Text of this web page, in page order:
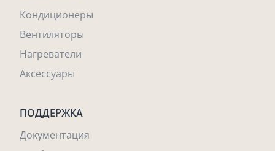
Кондиционеры
Вентиляторы
Нагреватели
Аксессуары
ПОДДЕРЖКА
Документация